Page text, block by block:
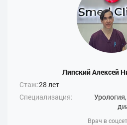
Липский Алексей
Стаж:28 лет
Специализация:
Врач в